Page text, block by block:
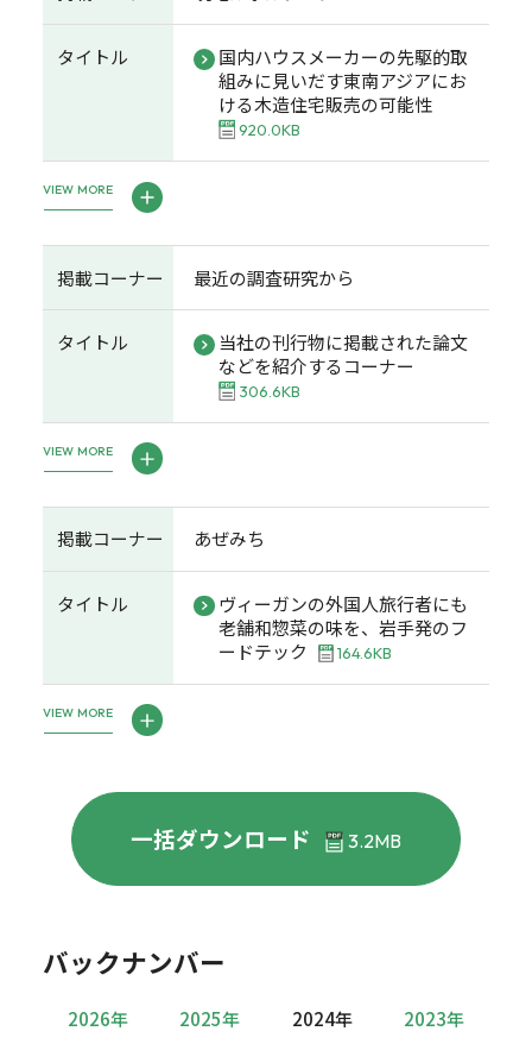
タイトル
国内ハウスメーカーの先駆的取
組みに見いだす東南アジアにお
ける木造住宅販売の可能性
920.0KB
VIEW MORE
掲載コーナー 最近の調査研究から
タイトル
当社の刊行物に掲載された論文
などを紹介するコーナー
306.6KB
VIEW MORE
掲載コーナー あぜみち
タイトル
ヴィーガンの外国人旅行者にも
老舗和惣菜の味を、岩手発のフ
ードテック
164.6KB
VIEW MORE
一括ダウンロード 3.2MB
バックナンバー
2026年 2025年 2024年 2023年